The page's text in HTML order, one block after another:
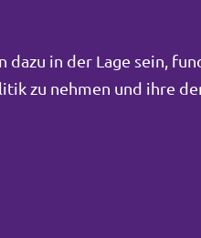
dazu in der Lage sein,
zu nehmen und ihre